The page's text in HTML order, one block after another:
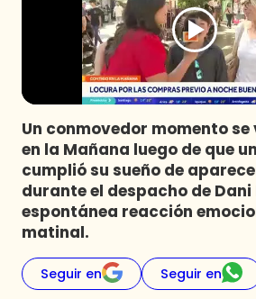
Un conmovedor momento
en la Mañana luego de que
cumplió su sueño de
durante el despacho de Dani
espontánea reacción
matinal.
Seguir en Seguir en
Programas
Club De La Comedia
Contigo en Directo
Plan Perfecto
El Tiempo
Sabingo
Todos Los Programas